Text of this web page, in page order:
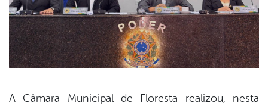
A Câmara Municipal de Floresta realizou, nesta